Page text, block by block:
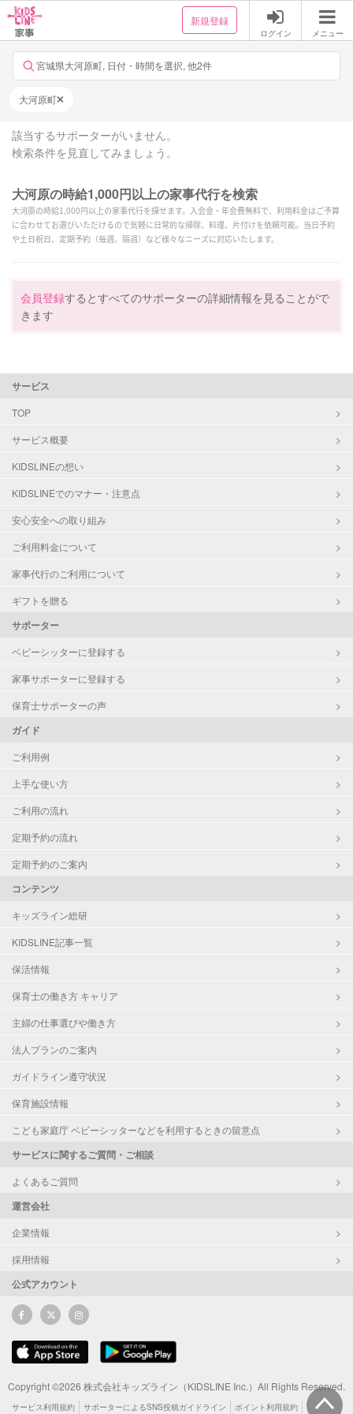
新規登録
ログイン メニュー
宮城県大河原町, 日付・時間を選択, 他2件
大河原町
該当するサポーターがいません。
検索条件を見直してみましょう。
大河原の時給1,000円以上の家事代行を検索
大河原の時給1,000円以上の家事代行を探せます。入会金・年会費無料で、利用料金はご予算
に合わせてお選びいただけるので気軽に日常的な掃除、料理、片付けを依頼可能。当日予約
や土日祝日、定期予約（毎週、隔週）など様々なニーズに対応いたします。
会員登録するとすべてのサポーターの詳細情報を見ることがで
きます
サービス
TOP
サービス概要
KIDSLINEの想い
KIDSLINEでのマナー・注意点
安心安全への取り組み
ご利用料金について
家事代行のご利用について
ギフトを贈る
サポーター
ベビーシッターに登録する
家事サポーターに登録する
保育士サポーターの声
ガイド
ご利用例
上手な使い方
ご利用の流れ
定期予約の流れ
定期予約のご案内
コンテンツ
キッズライン総研
KIDSLINE記事一覧
保活情報
保育士の働き方 キャリア
主婦の仕事選びや働き方
法人プランのご案内
ガイドライン遵守状況
保育施設情報
こども家庭庁 ベビーシッターなどを利用するときの留意点
サービスに関するご質問・ご相談
よくあるご質問
運営会社
企業情報
採用情報
公式アカウント
Copyright ©2026 株式会社キッズライン（KIDSLINE Inc.）All Rights Reserved.
サービス利用規約 サポーターによるSNS投稿ガイドライン
ポイント利用規約